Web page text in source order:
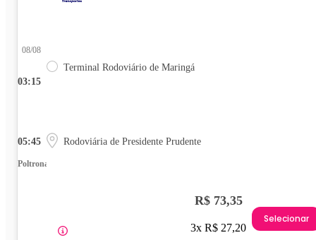
03:15
08/08
Terminal Rodoviário de Maringá
05:45 Rodoviária de Presidente Prudente
Poltrona
R$ 73,35
3x R$ 27,20
Selecionar